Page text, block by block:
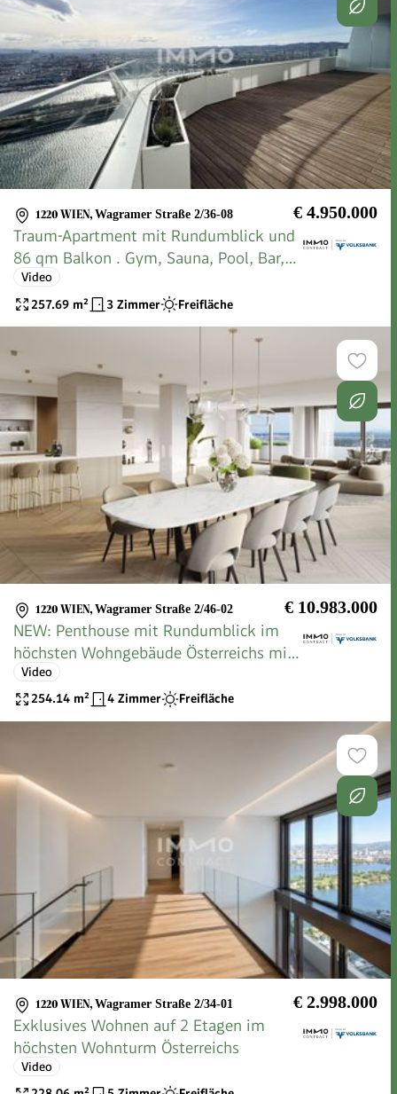
1220 WIEN, Wagramer Straße 2/36-08 € 4.950.000
Traum-Apartment mit Rundumblick und
86 qm Balkon . Gym, Sauna, Pool, Bar,
Restaurant & Lounges
Video
257.69 m² 3 Zimmer Freifläche
1220 WIEN, Wagramer Straße 2/46-02 € 10.983.000
NEW: Penthouse mit Rundumblick im
höchsten Wohngebäude Österreichs mit
Doorman, Spa-Bereich, Pool ..
Video
254.14 m² 4 Zimmer Freifläche
1220 WIEN, Wagramer Straße 2/34-01 € 2.998.000
Exklusives Wohnen auf 2 Etagen im
höchsten Wohnturm Österreichs
Video